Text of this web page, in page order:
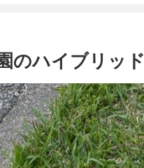
のハイブリッド